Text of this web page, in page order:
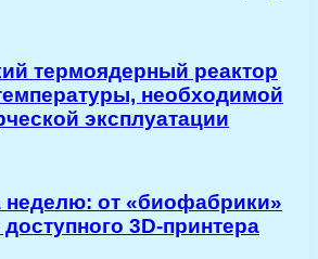
термоядерный реактор
необходимой
эксплуатации
неделю: от «биофабрики»
3D-принтера